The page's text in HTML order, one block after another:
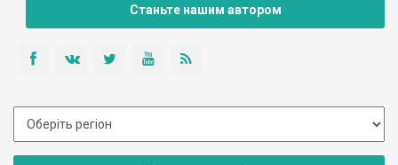
Станьте нашим автором